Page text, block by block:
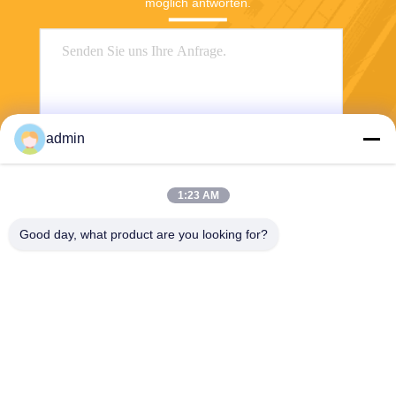
möglich antworten.
admin
1:23 AM
Good day, what product are you looking for?